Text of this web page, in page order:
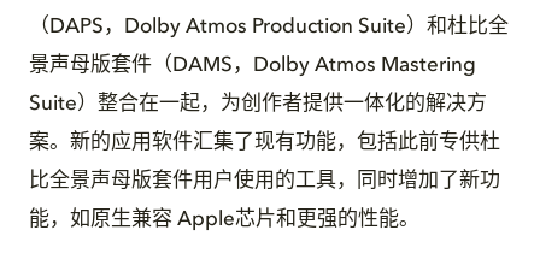
（DAPS，Dolby Atmos Production Suite）和杜比全
景声母版套件（DAMS，Dolby Atmos Mastering
Suite）整合在一起，为创作者提供一体化的解决方
案。新的应用软件汇集了现有功能，包括此前专供杜
比全景声母版套件用户使用的工具，同时增加了新功
能，如原生兼容 Apple芯片和更强的性能。